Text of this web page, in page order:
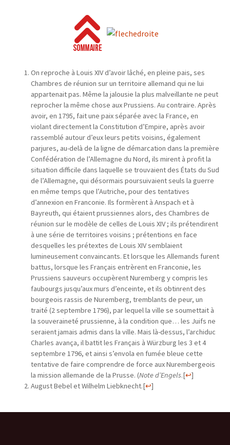
On reproche à Louis XIV d’avoir lâché, en pleine pais, ses
Chambres de réunion sur un territoire allemand qui ne lui
appartenait pas. Même la jalousie la plus malveillante ne peut
reprocher la même chose aux Prussiens. Au contraire. Après
avoir, en 1795, fait une paix séparée avec la France, en
violant directement la Constitution d’Empire, après avoir
rassemblé autour d’eux leurs petits voisins, également
parjures, au-delà de la ligne de démarcation dans la première
Confédération de l’Allemagne du Nord, ils mirent à profit la
situation difficile dans laquelle se trouvaient des États du Sud
de l’Allemagne, qui désormais poursuivaient seuls la guerre
en même temps que l’Autriche, pour des tentatives
d’annexion en Franconie. Ils formèrent à Anspach et à
Bayreuth, qui étaient prussiennes alors, des Chambres de
réunion sur le modèle de celles de Louis XIV ; ils prétendirent
à une série de territoires voisins ; prétentions en face
desquelles les prétextes de Louis XIV semblaient
lumineusement convaincants. Et lorsque les Allemands furent
battus, lorsque les Français entrèrent en Franconie, les
Prussiens sauveurs occupèrent Nuremberg y compris les
faubourgs jusqu’aux murs d’enceinte, et ils obtinrent des
bourgeois rassis de Nuremberg, tremblants de peur, un
traité (2 septembre 1796), par lequel la ville se soumettait à
la souveraineté prussienne, à la condition que… les Juifs ne
seraient jamais admis dans la ville. Mais là-dessus, l’archiduc
Charles avança, il battit les Français à Würzburg les 3 et 4
septembre 1796, et ainsi s’envola en fumée bleue cette
tentative de faire comprendre de force aux Nurembergeois
la mission allemande de la Prusse. (Note d’Engels.[↩]
August Bebel et Wilhelm Liebknecht.[↩]